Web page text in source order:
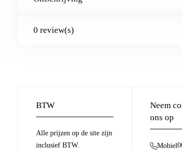
0 review(s)
BTW
Alle prijzen op de site zijn
inclusief BTW.
Neem
ons op
Mobiel